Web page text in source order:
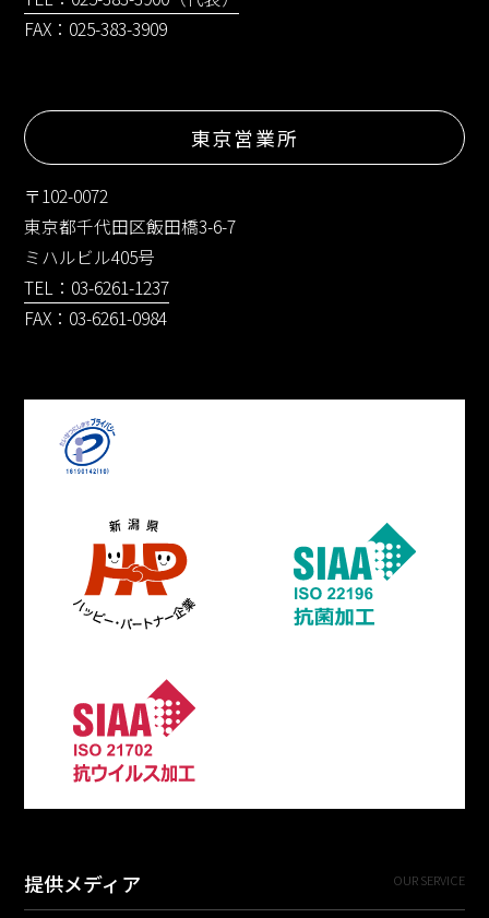
FAX：025-383-3909
東京営業所
〒102-0072
東京都千代田区飯田橋3-6-7
ミハルビル405号
TEL：03-6261-1237
FAX：03-6261-0984
提供メディア OUR SERVICE